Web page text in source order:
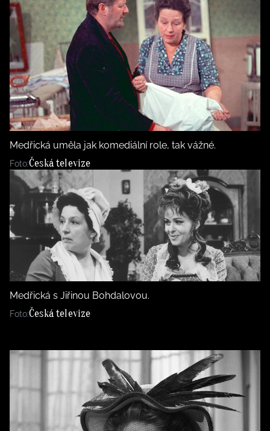
Medřická uměla jak komediální role, tak vážné.
Foto:Česká televize
Medřická s Jiřinou Bohdalovou.
Foto:Česká televize